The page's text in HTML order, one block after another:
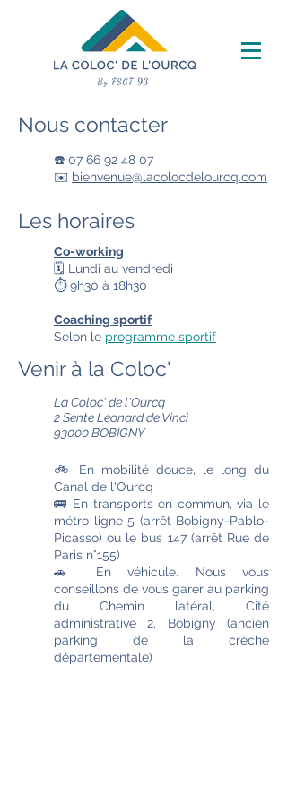
Nous contacter
☎️ 07 66 92 48 07
✉️ bienvenue@lacolocdelourcq.com
Les horaires
Co-working
🗓 Lundi au vendredi
⏱ 9h30 à 18h30
Coaching sportif
Selon le programme sportif
Venir à la Coloc'
La Coloc' de l'Ourcq
2 Sente Léonard de Vinci
93000 BOBIGNY
🚲 En mobilité douce, le long du
Canal de l'Ourcq
🚌 En transports en commun, via le
métro ligne 5 (arrêt Bobigny-Pablo-
Picasso) ou le bus 147 (arrêt Rue de
Paris n°155)
🚗 En véhicule. Nous vous
conseillons de vous garer au parking
du Chemin latéral, Cité
administrative 2, Bobigny (ancien
parking de la crèche
départementale)